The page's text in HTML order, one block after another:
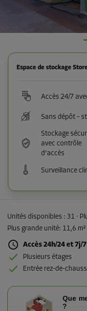
Espace de stockage
Accès 24/7
Sans dépôt –
Stockage
avec contrôle
d’accès
Surveillance
Unités disponibles : 31 ·
Plus grande unité: 11,6 m²
Accès 24h/24 et 7j/7
Plusieurs étages
Entrée rez-de-
Que
?